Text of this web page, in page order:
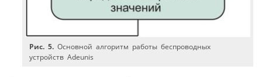
Рис. 5. Основной алгоритм работы беспроводных
устройств Adeunis